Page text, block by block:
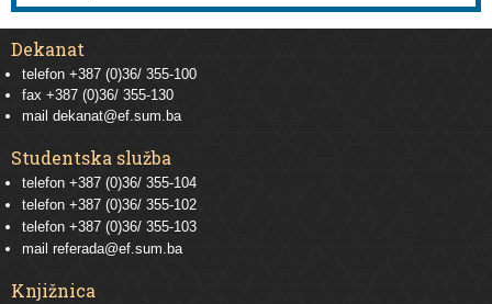
Dekanat
telefon +387 (0)36/ 355-100
fax +387 (0)36/ 355-130
mail dekanat@ef.sum.ba
Studentska služba
telefon +387 (0)36/ 355-104
telefon +387 (0)36/ 355-102
telefon +387 (0)36/ 355-103
mail referada@ef.sum.ba
Knjižnica